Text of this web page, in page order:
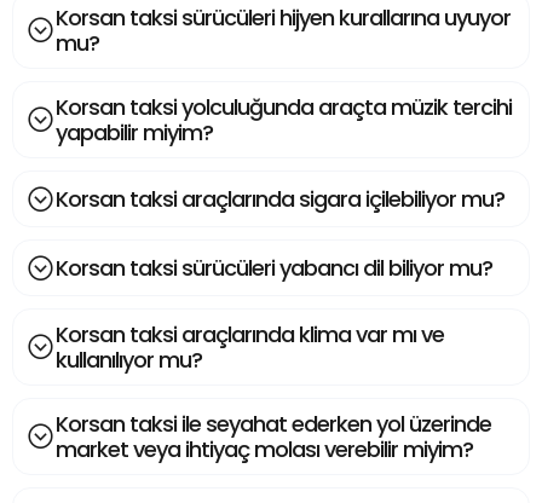
Korsan taksi sürücüleri hijyen kurallarına uyuyor
mu?
Korsan taksi yolculuğunda araçta müzik tercihi
yapabilir miyim?
Korsan taksi araçlarında sigara içilebiliyor mu?
Korsan taksi sürücüleri yabancı dil biliyor mu?
Korsan taksi araçlarında klima var mı ve
kullanılıyor mu?
Korsan taksi ile seyahat ederken yol üzerinde
market veya ihtiyaç molası verebilir miyim?